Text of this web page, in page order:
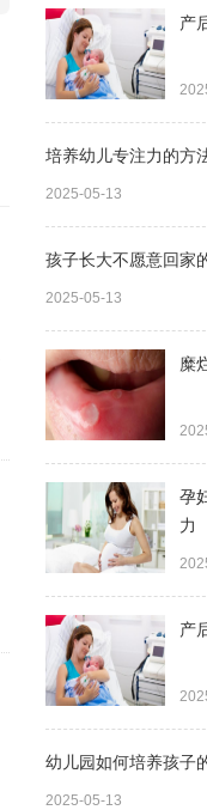
产
培养幼儿专注力的方
2025-05-13
孩子长大不愿意回家
2025-05-13
糜
孕
力
产
幼儿园如何培养孩子
2025-05-13